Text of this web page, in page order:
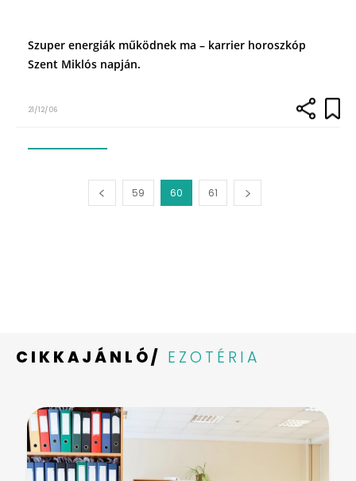
Szuper energiák működnek ma – karrier horoszkóp
Szent Miklós napján.
21/12/06
59 60 61
CIKKAJÁNLÓ/ EZOTÉRIA